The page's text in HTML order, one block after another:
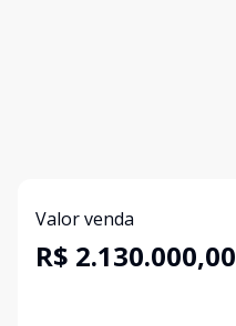
Valor venda
R$ 2.130.000,00